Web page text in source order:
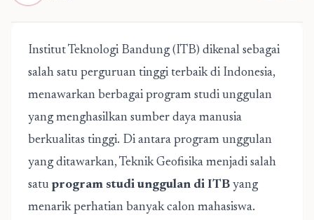
Institut Teknologi Bandung (ITB) dikenal sebagai
salah satu perguruan tinggi terbaik di Indonesia,
menawarkan berbagai program studi unggulan
yang menghasilkan sumber daya manusia
berkualitas tinggi. Di antara program unggulan
yang ditawarkan, Teknik Geofisika menjadi salah
satu program studi unggulan di ITB yang
menarik perhatian banyak calon mahasiswa.